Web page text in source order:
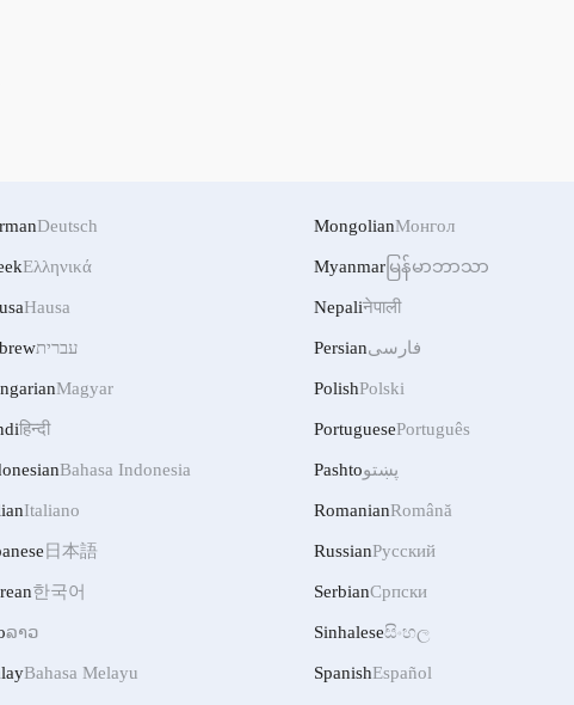
Deutsch
Ελληνικά
Hausa
עברית
Magyar
हिन्दी
Bahasa Indonesia
Italiano
日本語
한국어
ລາວ
Bahasa Melayu
MongolianМонгол
Myanmar မြန်မာဘာသာ
Nepaliनेपाली
Persianفارسی
PolishPolski
PortuguesePortuguês
Pashtoپښتو
RomanianRomână
RussianРусский
SerbianСрпски
Sinhaleseසිංහල
SpanishEspañol